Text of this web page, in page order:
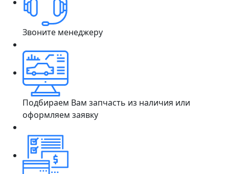
Звоните менеджеру
Подбираем Вам запчасть из наличия или
оформляем заявку